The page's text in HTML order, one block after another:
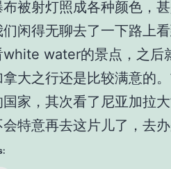
布被射灯照成各种颜色，
们闲得无聊去了一下路上
water的景点，之后
大之行还是比较满意的
家，其次看了尼亚加拉
特意再去这片儿了，去